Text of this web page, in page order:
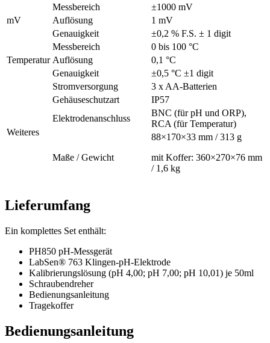
mV
Messbereich
±1000 mV
Auflösung
1 mV
Genauigkeit
±0,2 % F.S. ± 1 digit
Temperatur
Messbereich
0 bis 100 °C
Auflösung
0,1 °C
Genauigkeit
±0,5 °C ±1 digit
Weiteres
Stromversorgung
3 x AA-Batterien
Gehäuseschutzart
IP57
Elektrodenanschluss
BNC (für pH und ORP),
RCA (für Temperatur)
Maße / Gewicht
88×170×33 mm / 313 g
mit Koffer: 360×270×76 mm
/ 1,6 kg
Lieferumfang
Ein komplettes Set enthält:
PH850 pH-Messgerät
LabSen® 763 Klingen-pH-Elektrode
Kalibrierungslösung (pH 4,00; pH 7,00; pH 10,01) je 50ml
Schraubendreher
Bedienungsanleitung
Tragekoffer
Bedienungsanleitung